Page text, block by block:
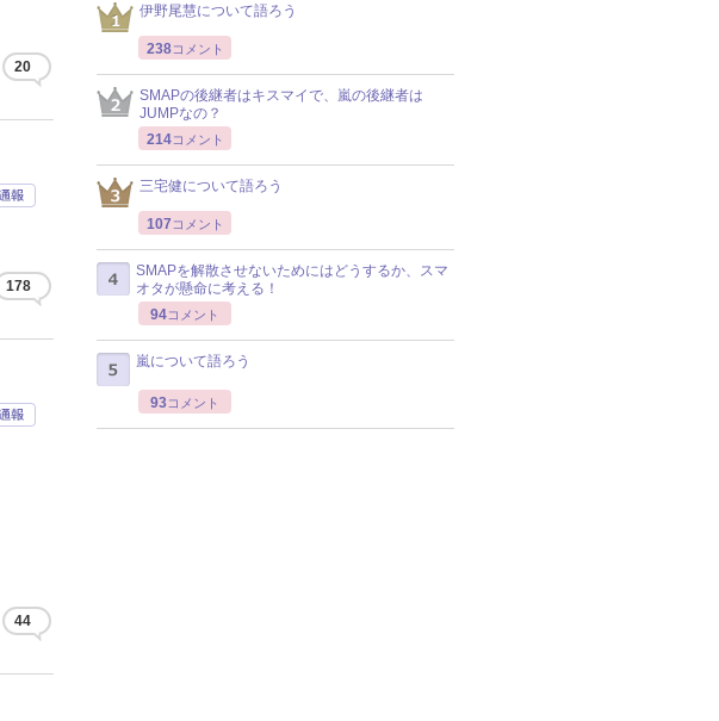
20
178
44
伊野尾慧について語ろう
238コメント
SMAPの後継者はキスマイで、嵐の後継者は
JUMPなの？
214コメント
三宅健について語ろう
107 コメント
SMAPを解散させないためにはどうするか、スマ
オタが懸命に考える！
94コメント
嵐について語ろう
93コメント